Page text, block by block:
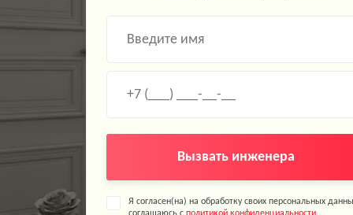
Вызвать инженера
Я согласен(на) на обработку своих персональных